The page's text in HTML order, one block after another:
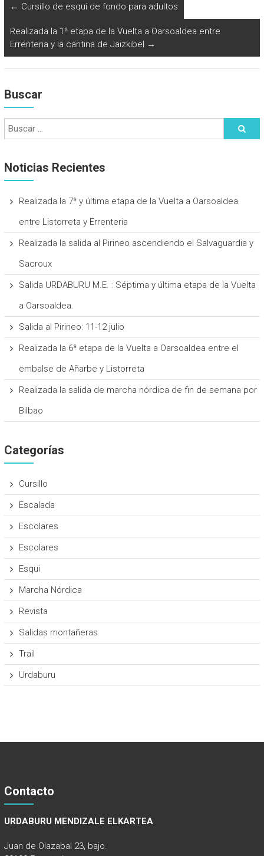
← Cursillo de esquí de fondo para adultos
Realizada la 1ª etapa de la Vuelta a Oarsoaldea entre
Errenteria y la cantina de Jaizkibel →
Buscar
Noticias Recientes
Realizada la 7ª y última etapa de la Vuelta a Oarsoaldea
entre Listorreta y Errenteria
Realizada la salida al Pirineo ascendiendo el Salvaguardia y
Sacroux
Salida URDABURU M.E. : Séptima y última etapa de la Vuelta
a Oarsoaldea.
Salida al Pirineo: 11-12 julio
Realizada la 6ª etapa de la Vuelta a Oarsoaldea entre el
embalse de Añarbe y Listorreta
Realizada la salida de marcha nórdica de fin de semana por
Bilbao
Categorías
Cursillo
Escalada
Escolares
Escolares
Esqui
Marcha Nórdica
Revista
Salidas montañeras
Trail
Urdaburu
Contacto
URDABURU MENDIZALE ELKARTEA
Juan de Olazabal 23, bajo.